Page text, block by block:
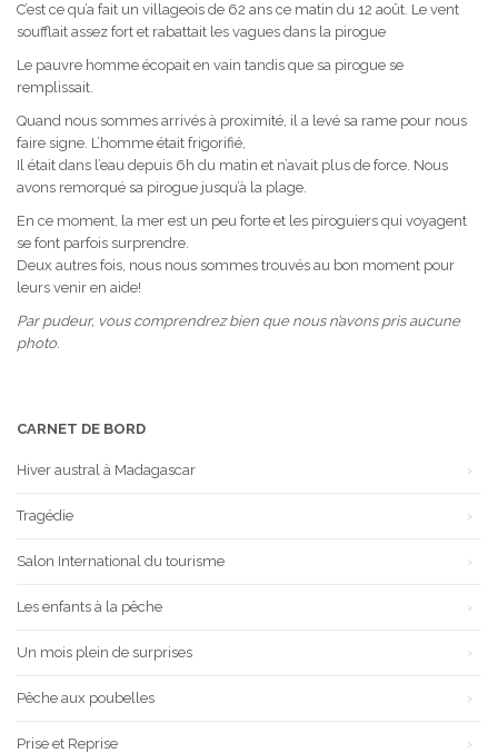
C’est ce qu’a fait un villageois de 62 ans ce matin du 12 août. Le vent
soufflait assez fort et rabattait les vagues dans la pirogue
Le pauvre homme écopait en vain tandis que sa pirogue se
remplissait.
Quand nous sommes arrivés à proximité, il a levé sa rame pour nous
faire signe. L’homme était frigorifié,
Il était dans l’eau depuis 6h du matin et n’avait plus de force. Nous
avons remorqué sa pirogue jusqu’à la plage.
En ce moment, la mer est un peu forte et les piroguiers qui voyagent
se font parfois surprendre.
Deux autres fois, nous nous sommes trouvés au bon moment pour
leurs venir en aide!
Par pudeur, vous comprendrez bien que nous n’avons pris aucune
photo.
CARNET DE BORD
Hiver austral à Madagascar
Tragédie
Salon International du tourisme
Les enfants à la pêche
Un mois plein de surprises
Pêche aux poubelles
Prise et Reprise